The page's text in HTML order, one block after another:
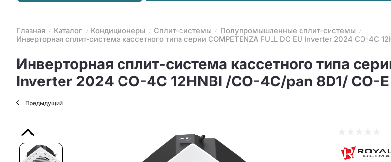
Главная Каталог Кондиционеры Сплит-системы
Полупромышленные сплит-системы
Инверторная сплит-система кассетного типа серии COMPETENZA FULL DC EU Inverter 2024 CO-4C
Инверторная сплит-система кассетного типа
Inverter 2024 CO-4C 12HNBI /CO-4C/pan 8D1/ CO-
Предыдущий